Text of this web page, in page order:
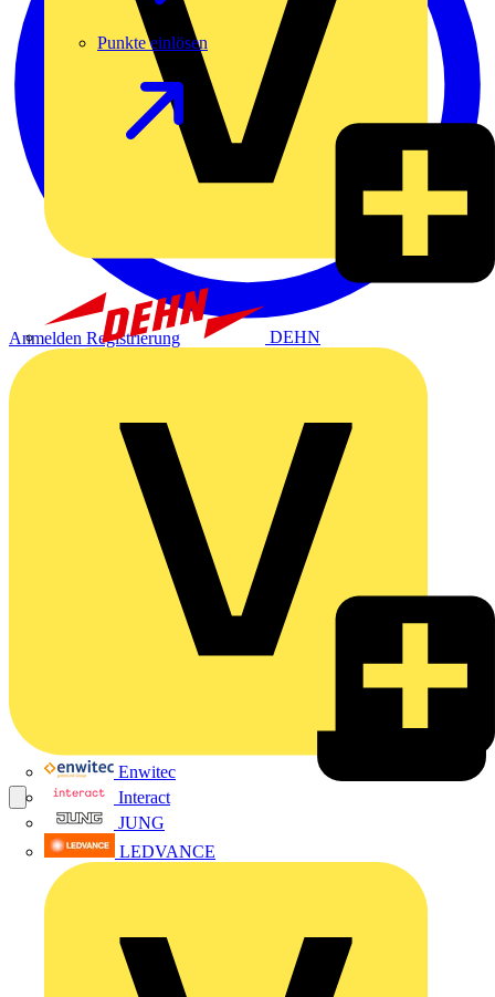
DEHN
Enwitec
Interact
JUNG
LEDVANCE
Punkte einlösen
Anmelden Registrierung